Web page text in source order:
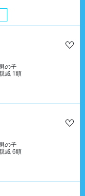
男の子
戚 1頭
男の子
戚 6頭